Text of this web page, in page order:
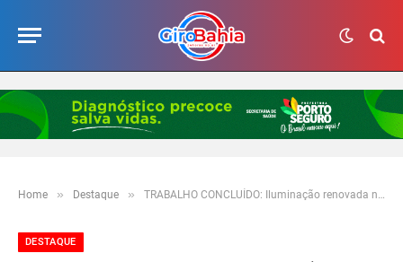
Home » Destaque » TRABALHO CONCLUÍDO: Iluminação renovada no Agrovila
DESTAQUE